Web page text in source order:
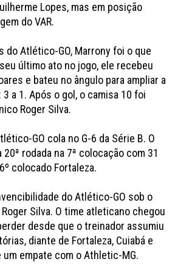
Lopes, mas em posição
do VAR.
do Atlético-GO, Marrony foi o que
último ato no jogo, ele recebeu
e bateu no ângulo para ampliar a
3 a 1. Após o gol, o camisa 10 foi
Roger Silva.
GO cola no G-6 da Série B. O
rodada na 7ª colocação com 31
colocado Fortaleza.
do Atlético-GO sob o
Silva. O time atleticano chegou
desde que o treinador assumiu
diante de Fortaleza, Cuiabá e
um empate com o Athletic-MG.